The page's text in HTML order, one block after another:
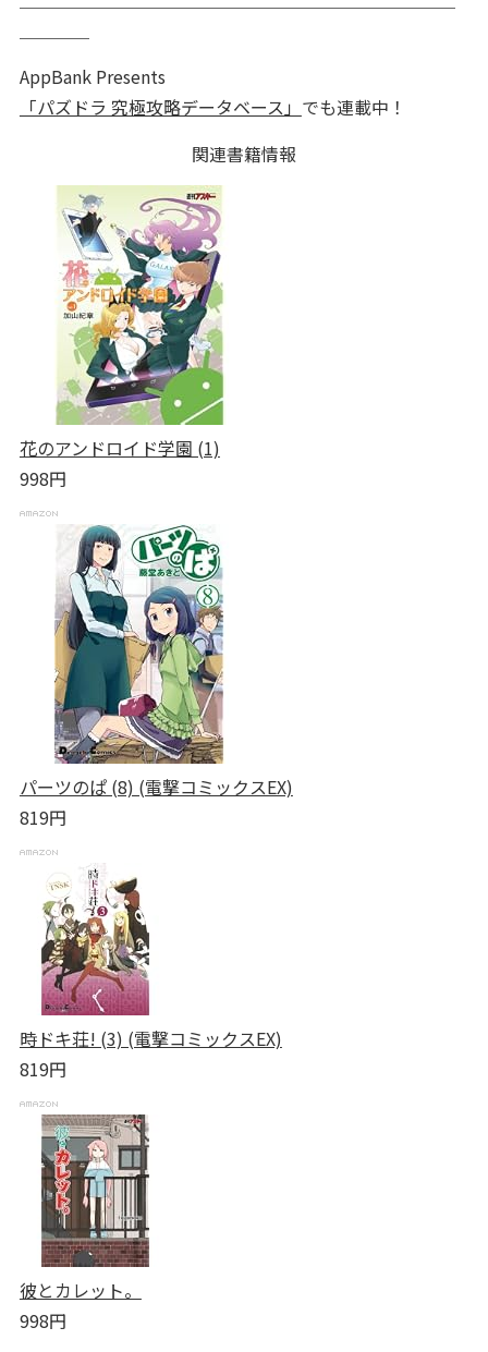
AppBank Presents
「パズドラ 究極攻略データベース」 でも連載中！
関連書籍情報
花のアンドロイド学園 (1)
998円
パーツのぱ (8) (電撃コミックスEX)
819円
時ドキ荘! (3) (電撃コミックスEX)
819円
彼とカレット。
998円